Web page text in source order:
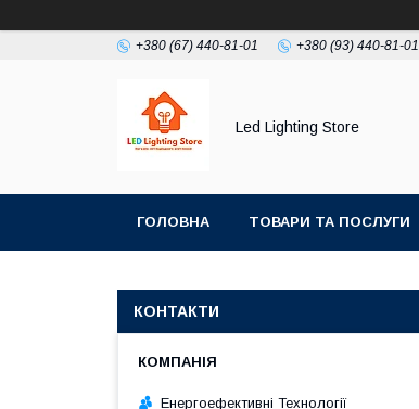
+380 (67) 440-81-01 +380 (93) 440-81-01
Led Lighting Store
ГОЛОВНА ТОВАРИ ТА ПОСЛУГИ
КОНТАКТИ
Енергоефективні Технології